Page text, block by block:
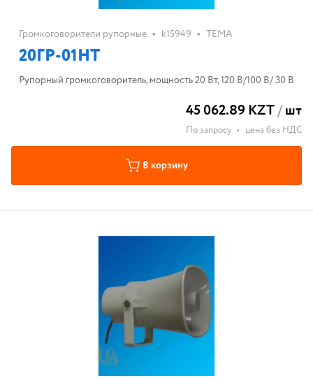
Громкоговорители рупорные • k15949 • ТЕМА
20ГР-01HT
Рупорный громкоговоритель, мощность 20 Вт, 120 В/100 В/ 30 В
45 062.89 KZT/шт
По запросу • цена без НДС
В корзину